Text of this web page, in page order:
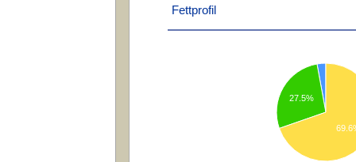
Fettprofil
27.5%